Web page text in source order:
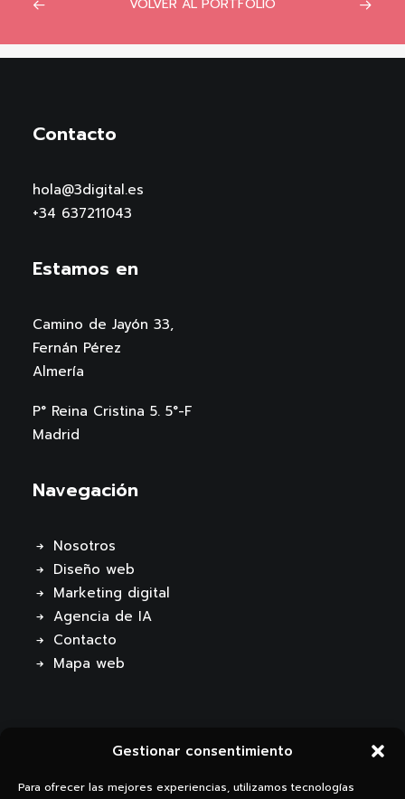
Gestionar consentimiento
Para ofrecer las mejores experiencias, utilizamos tecnologías
VOLVER AL PORTFOLIO
Contacto
hola@3digital.es
+34 637211043
Estamos en
Camino de Jayón 33,
Fernán Pérez
Almería
P° Reina Cristina 5. 5°-F
Madrid
Navegación
Nosotros
Diseño web
Marketing digital
Agencia de IA
Contacto
Mapa web